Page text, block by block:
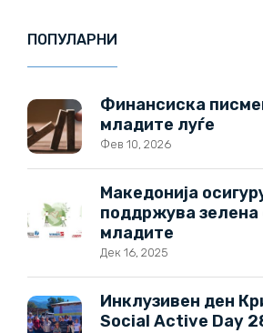
ПОПУЛАРНИ
Финансиска
младите луѓе
Фев 10, 2026
Македонија
поддржува зелена
младите
Дек 16, 2025
Инклузивен ден
Social Active Day